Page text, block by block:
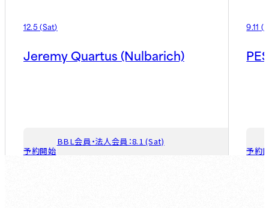
12.5 (Sat)
Jeremy Quartus (Nulbarich)
予約開始
BBL会員・法人会員：8.1 (Sat)
9.11 (
予約